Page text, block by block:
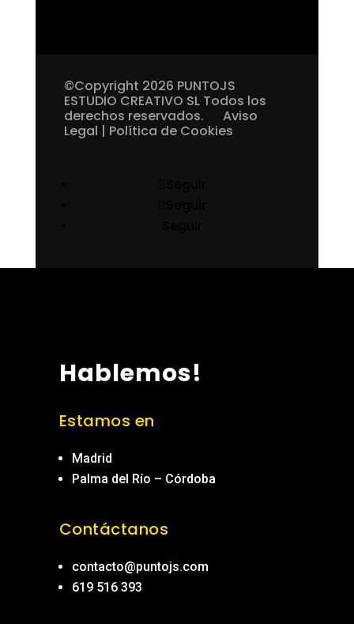
©Copyright 2026 PUNTOJS
ESTUDIO CREATIVO SL Todos los
derechos reservados. Aviso
Legal | Política de Cookies
Hablemos!
Estamos en
Madrid
Palma del Río – Córdoba
Contáctanos
contacto@puntojs.com
619 516 393